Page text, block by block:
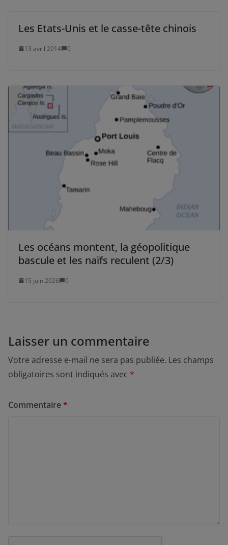
Les Etats-Unis et le casse-tête chinois
13 avril 2014 0
Les océans montent, la géopolitique
bascule et les naïfs reculent (2/3)
15 juin 2026 0
Laisser un commentaire
Votre adresse e-mail ne sera pas publiée. Les champs
obligatoires sont indiqués avec *
Commentaire*